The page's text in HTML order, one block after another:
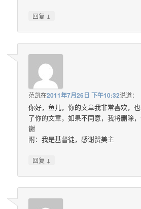
回复 ↓
范凯在2011年7月26日 下午10:32说道：
你好，鱼儿，你的文章我非常喜欢，
了你的文章，如果不同意，我将删除
谢
附：我是基督徒，感谢赞美主
回复 ↓